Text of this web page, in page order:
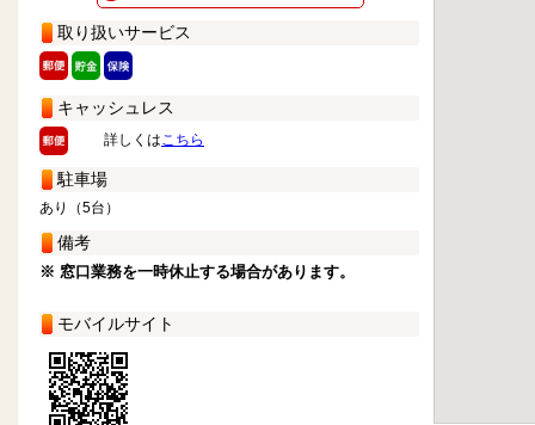
取り扱いサービス
キャッシュレス
詳しくはこちら
駐車場
あり（5台）
備考
※ 窓口業務を一時休止する場合があります。
モバイルサイト